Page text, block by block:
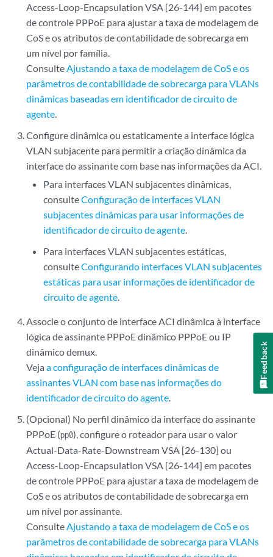
Access-Loop-Encapsulation VSA [26-144] em pacotes
de controle PPPoE para ajustar a taxa de modelagem de
CoS e os atributos de contabilidade de sobrecarga em
um nível por família.
ConsulteAjustando a taxa de modelagem de CoS e os
parâmetros de contabilidade de sobrecarga para VLANs
dinâmicas baseadas em identificador de circuito de
agente.
Configure dinâmica ou estaticamente a interface lógica
VLAN subjacente para permitir a criação dinâmica da
interface do assinante com base nas informações da ACI.
Para interfaces VLAN subjacentes dinâmicas,
consulteConfiguração de interfaces VLAN
subjacentes dinâmicas para usar informações de
identificador de circuito de agente.
Para interfaces VLAN subjacentes estáticas,
consulteConfigurando interfaces VLAN subjacentes
estáticas para usar informações de identificador de
circuito de agente.
Associe o conjunto de interface ACI dinâmica à interface
lógica de assinante PPPoE dinâmico PPPoE ou IP
dinâmico demux.
Vejaa configuração de interfaces dinâmicas de
assinantes VLAN com base nas informações do
identificador de circuito do agente.
(Opcional) No perfil dinâmico da interface do assinante
PPPoE (pp0), configure o roteador para usar o valor
Actual-Data-Rate-Downstream VSA [26-130] ou
Access-Loop-Encapsulation VSA [26-144] em pacotes
de controle PPPoE para ajustar a taxa de modelagem de
CoS e os atributos de contabilidade de sobrecarga em
um nível por assinante.
ConsulteAjustando a taxa de modelagem de CoS e os
parâmetros de contabilidade de sobrecarga para VLANs
Feedback